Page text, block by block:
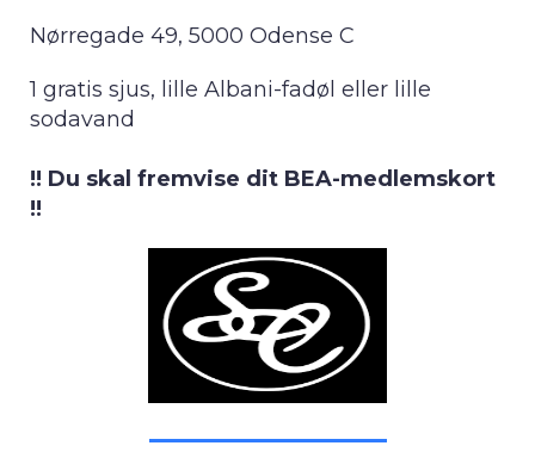
Nørregade 49, 5000 Odense C
1 gratis sjus, lille Albani-fadøl eller lille
sodavand
!! Du skal fremvise dit BEA-medlemskort
!!